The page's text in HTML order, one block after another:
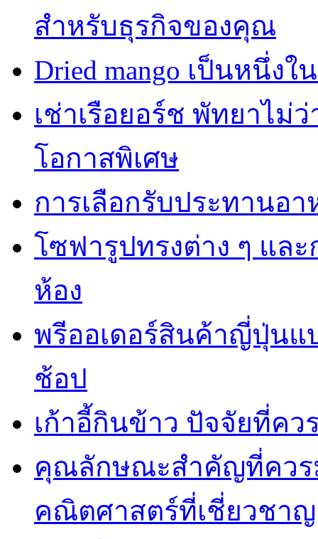
สำหรับธุรกิจของคุณ
Dried mango เป็นหนึ่ง
เช่าเรือยอร์ช พัทยาไม่
โอกาสพิเศษ
การเลือกรับประทานอา
โซฟารูปทรงต่าง ๆ แล
ห้อง
พรีออเดอร์สินค้าญี่ปุ่น
ช้อป
เก้าอี้กินข้าว ปัจจัยที่ค
คุณลักษณะสำคัญที่ควร
คณิตศาสตร์ที่เชี่ยวชาญ